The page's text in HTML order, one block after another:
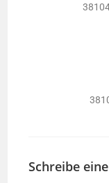
Schreibe